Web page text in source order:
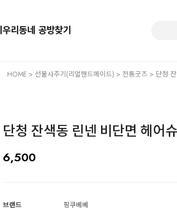
우리동네 공방찾기
HOME > 선물사주기(리얼핸드메이드) > 전통굿즈 > 단청
단청 잔색동 린넨 비단면 헤어
6,500
브랜드
핑쿠베베